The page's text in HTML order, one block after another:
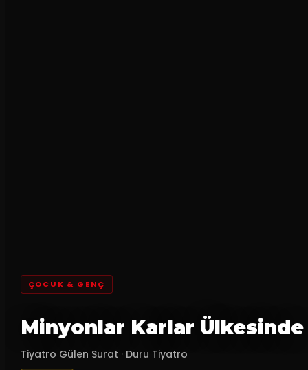
ÇOCUK & GENÇ
Minyonlar Karlar Ülkesinde
Tiyatro Gülen Surat · Duru Tiyatro